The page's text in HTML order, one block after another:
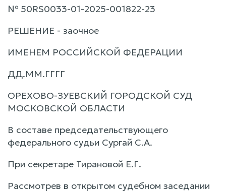
№ 50RS0033-01-2025-001822-23
РЕШЕНИЕ - заочное
ИМЕНЕМ РОССИЙСКОЙ ФЕДЕРАЦИИ
ДД.ММ.ГГГГ
ОРЕХОВО-ЗУЕВСКИЙ ГОРОДСКОЙ СУД
МОСКОВСКОЙ ОБЛАСТИ
В составе председательствующего
федерального судьи Сургай С.А.
При секретаре Тирановой Е.Г.
Рассмотрев в открытом судебном заседании